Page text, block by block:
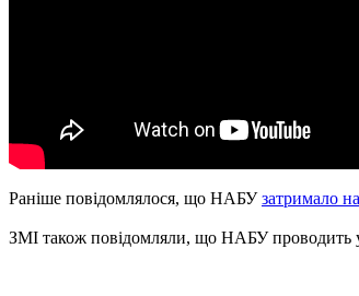
Раніше повідомлялося, що НАБУзатримало
ЗМІ також повідомляли, що НАБУ